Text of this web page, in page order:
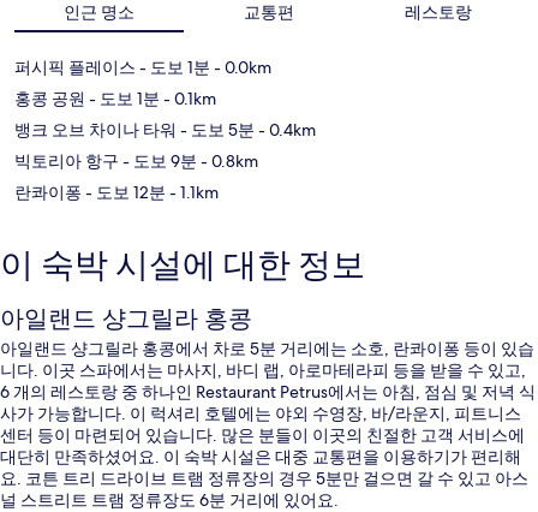
지도
인근 명소 교통편 레스토랑
퍼시픽 플레이스 - 도보 1분 - 0.0km
홍콩 공원 - 도보 1분 - 0.1km
뱅크 오브 차이나 타워 - 도보 5분 - 0.4km
빅토리아 항구 - 도보 9분 - 0.8km
란콰이퐁 - 도보 12분 - 1.1km
이 숙박 시설에 대한 정보
아일랜드 샹그릴라 홍콩
아일랜드 샹그릴라 홍콩에서 차로 5분 거리에는 소호, 란콰이퐁 등이 있습
니다. 이곳 스파에서는 마사지, 바디 랩, 아로마테라피 등을 받을 수 있고,
6 개의 레스토랑 중 하나인 Restaurant Petrus에서는 아침, 점심 및 저녁 식
사가 가능합니다. 이 럭셔리 호텔에는 야외 수영장, 바/라운지, 피트니스
센터 등이 마련되어 있습니다. 많은 분들이 이곳의 친절한 고객 서비스에
대단히 만족하셨어요. 이 숙박 시설은 대중 교통편을 이용하기가 편리해
요. 코튼 트리 드라이브 트램 정류장의 경우 5분만 걸으면 갈 수 있고 아스
널 스트리트 트램 정류장도 6분 거리에 있어요.